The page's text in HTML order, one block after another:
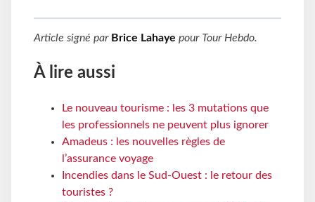
Article signé par Brice Lahaye pour Tour Hebdo.
À lire aussi
Le nouveau tourisme : les 3 mutations que
les professionnels ne peuvent plus ignorer
Amadeus : les nouvelles règles de
l’assurance voyage
Incendies dans le Sud-Ouest : le retour des
touristes ?